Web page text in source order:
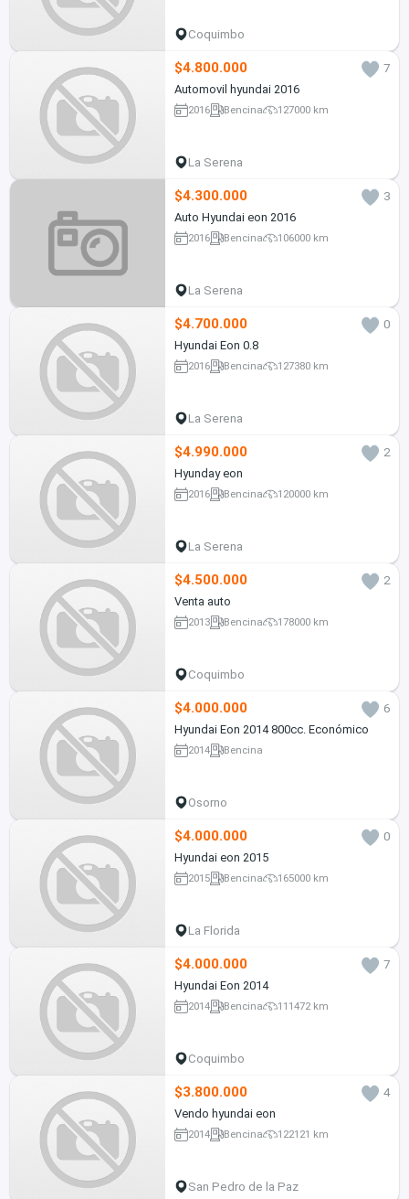
Coquimbo
$4.800.000
7
Automovil hyundai 2016
2016 Bencina 127000 km
La Serena
$4.300.000
3
Auto Hyundai eon 2016
2016 Bencina 106000 km
La Serena
$4.700.000
0
Hyundai Eon 0.8
2016 Bencina 127380 km
La Serena
$4.990.000
2
Hyunday eon
2016 Bencina 120000 km
La Serena
$4.500.000
2
Venta auto
2013 Bencina 178000 km
Coquimbo
$4.000.000
6
Hyundai Eon 2014 800cc. Económico
2014 Bencina
Osorno
$4.000.000
0
Hyundai eon 2015
2015 Bencina 165000 km
La Florida
$4.000.000
7
Hyundai Eon 2014
2014 Bencina 111472 km
Coquimbo
$3.800.000
4
Vendo hyundai eon
2014 Bencina 122121 km
San Pedro de la Paz